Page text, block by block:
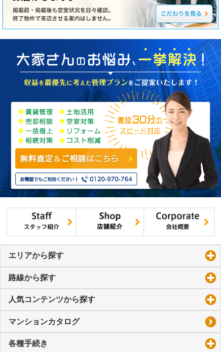
エリアから探す
路線から探す
人気コンテンツから探す
マンションカタログ
各種手続き